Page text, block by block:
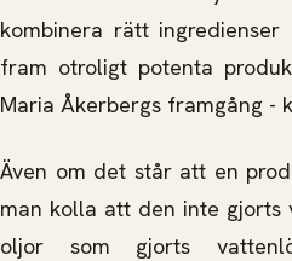
kombinera rätt
fram otroligt potenta
Maria Åkerbergs framgång -
Även om det står att en
man kolla att den inte gjorts
oljor som gjorts